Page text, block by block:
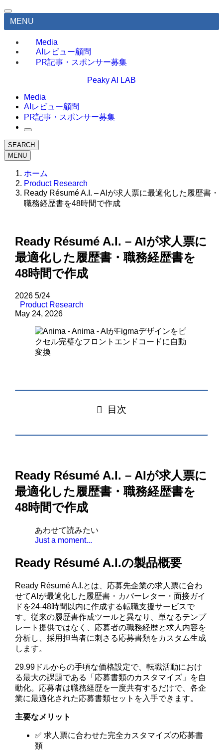
MENU
Media
AIレビュー顧問
PR記事・スポンサー募集
Peaky AI LAB
Media
AIレビュー顧問
PR記事・スポンサー募集
SEARCH
MENU
ホーム
Product Research
Ready Résumé A.I. – AIが求人票に最適化した履歴書・
職務経歴書を48時間で作成
Ready Résumé A.I. – AIが求人票に
最適化した履歴書・職務経歴書を
48時間で作成
2026 5/24
Product Research
May 24, 2026
目次
Ready Résumé A.I. – AIが求人票に
最適化した履歴書・職務経歴書を
48時間で作成
あわせて読みたい
Just a moment...
Ready Résumé A.I.の製品概要
Ready Résumé A.I.とは、応募先企業の求人票に合わ
せてAIが最適化した履歴書・カバーレター・面接ガイ
ドを24-48時間以内に作成する転職支援サービスで
す。従来の履歴書作成ツールと異なり、単なるテンプ
レート提供ではなく、応募者の職務経歴と求人内容を
分析し、採用担当者に刺さる応募書類をカスタム生成
します。
29.99ドルからの手頃な価格設定で、転職活動におけ
る最大の課題である「応募書類のカスタマイズ」を自
動化。応募者は職務経歴を一度共有するだけで、各企
業に最適化された応募書類セットを入手できます。
主要なメリット
✅ 求人票に合わせた完全カスタマイズの応募書
類